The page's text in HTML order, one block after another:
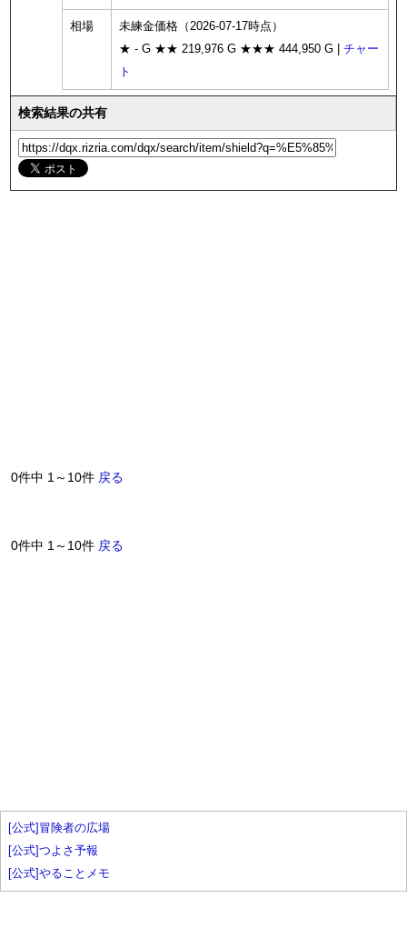
相場
未練金価格（2026-07-17時点）
★ - G ★★ 219,976 G ★★★ 444,950 G | チャー
ト
検索結果の共有
0件中 1～10件 戻る
0件中 1～10件 戻る
[公式]冒険者の広場
[公式]つよさ予報
[公式]やることメモ